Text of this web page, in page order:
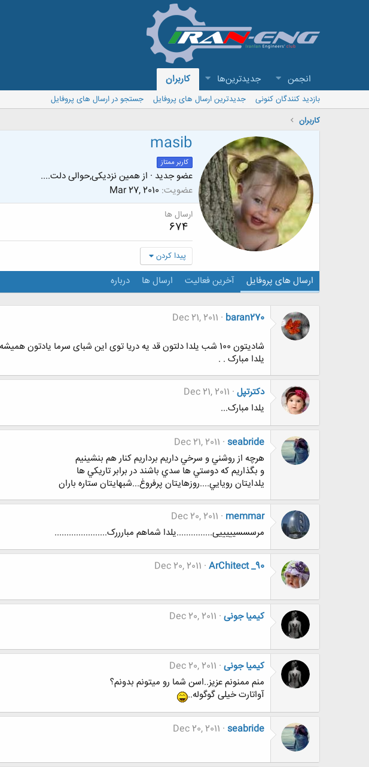
انجمن جدیدترین‌ها کاربران
بازدید کنندگان کنونی جدیدترین ارسال های پروفایل
جستجو در ارسال های پروفایل
کاربران
masib
کاربر ممتاز
عضو جدید · ازهمین نزدیکی,حوالی دلت....
عضویت Mar 27, 2010
ارسال ها
674
پیدا کردن
ارسال های پروفایل آخرین فعالیت ارسال ها درباره
baran270
Dec 21, 2011
شادیتون 100 شب یلدا دلتون قد یه دریا توی این شبای سرما یادتون همیشه با ما
یلدا مبارک . .
دکترتپل Dec 21, 2011
یلدا مبارک...
seabride
Dec 21, 2011
هرچه از روشني و سرخي داريم برداريم كنار هم بنشينيم
و بگذاريم كه دوستي ها سدي باشند در برابر تاريكي ها
يلدايتان رويايي....روزهايتان پرفروغ...شبهايتان ستاره باران
memmar
Dec 20, 2011
مرسسسیییییی...............یلدا شماهم مبارررک......................
ArChitect _90
Dec 20, 2011
کیمیا جونی Dec 20, 2011
کیمیا جونی Dec 20, 2011
منم ممنونم عزیز..اسن شما رو میتونم بدونم؟
آواتارت خیلی گوگوله..
seabride
Dec 20, 2011